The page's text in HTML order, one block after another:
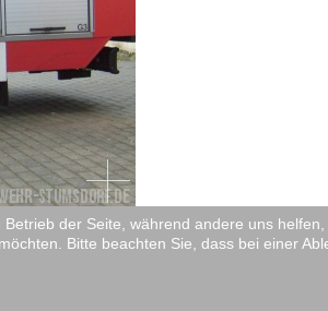
der Seite, während andere uns
Bitte beachten Sie, dass bei einer